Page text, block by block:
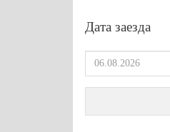
Дата заезда